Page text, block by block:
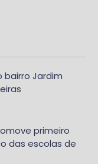
bairro Jardim
primeiro
das escolas de